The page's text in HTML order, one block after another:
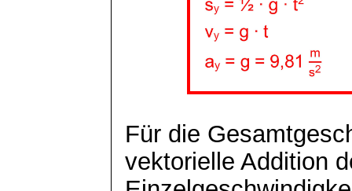
Für die
vektorielle Addition